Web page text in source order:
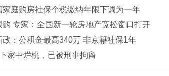
家庭购房社保个税缴纳年限下调为一年
购 专家：全国新一轮房地产宽松窗口打开
政：公积金最高340万 非京籍社保1年
家中烂桃，已被刑事拘留